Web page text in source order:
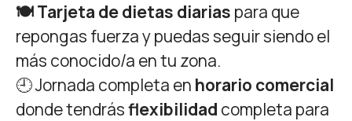
🍽️ Tarjeta de dietas diarias para que
repongas fuerza y puedas seguir siendo el
más conocido/a en tu zona.
🕘 Jornada completa en horario comercial
donde tendrásflexibilidad completa para